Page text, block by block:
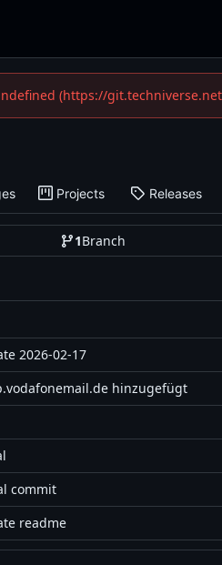
(https://
Projects Releases
1Branch
2026-02-17
hinzugefügt
commit
readme